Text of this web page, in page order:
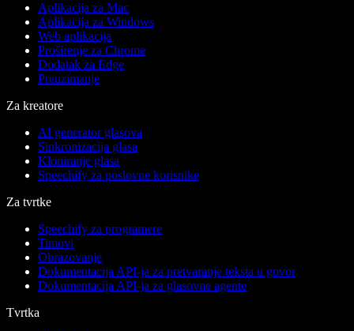
Aplikacija za Mac
Aplikacija za Windows
Web aplikacija
Proširenje za Chrome
Dodatak za Edge
Preuzimanje
Za kreatore
AI generator glasova
Sinkronizacija glasa
Kloniranje glasa
Speechify za poslovne korisnike
Za tvrtke
Speechify za programere
Timovi
Obrazovanje
Dokumentacija API-ja za pretvaranje teksta u govor
Dokumentacija API-ja za glasovne agente
Tvrtka